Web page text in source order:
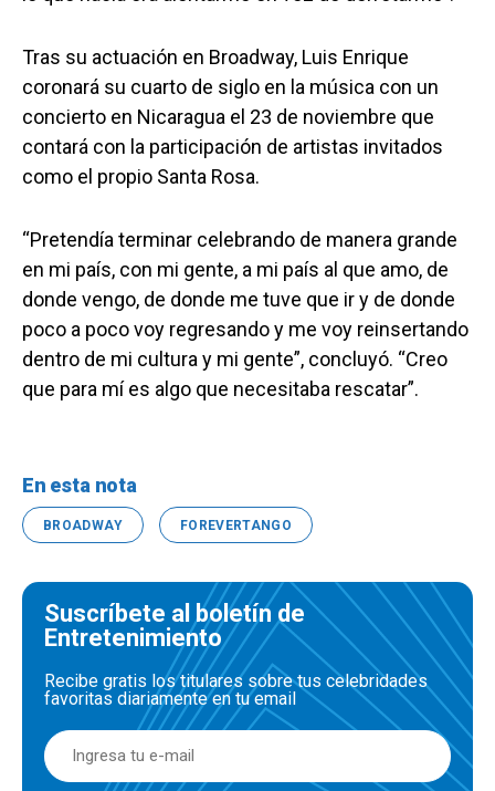
Tras su actuación en Broadway, Luis Enrique
coronará su cuarto de siglo en la música con un
concierto en Nicaragua el 23 de noviembre que
contará con la participación de artistas invitados
como el propio Santa Rosa.
“Pretendía terminar celebrando de manera grande
en mi país, con mi gente, a mi país al que amo, de
donde vengo, de donde me tuve que ir y de donde
poco a poco voy regresando y me voy reinsertando
dentro de mi cultura y mi gente”, concluyó. “Creo
que para mí es algo que necesitaba rescatar”.
En esta nota
BROADWAY FOREVERTANGO
Suscríbete al boletín de
Entretenimiento
Recibe gratis los titulares sobre tus celebridades
favoritas diariamente en tu email